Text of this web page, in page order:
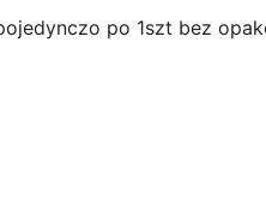
po 1szt bez